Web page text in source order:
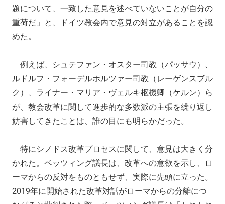
題について、一致した意見を述べていないことが自分の
重荷だ」と、ドイツ教会内で意見の対立があることを認
めた。
例えば、シュテファン・オスター司教（パッサウ）、
ルドルフ・フォーデルホルツァー司教（レーゲンスブル
ク）、ライナー・マリア・ヴェルキ枢機卿（ケルン）ら
が、教会改革に関して進歩的な多数派の主張を繰り返し
妨害してきたことは、誰の目にも明らかだった。
特にシノドス改革プロセスに関して、意見は大きく分
かれた。ベッツィング議長は、改革への意欲を示し、ロ
ーマからの反対をものともせず、実際に先頭に立った。
2019年に開始された改革対話がローマからの分離につ